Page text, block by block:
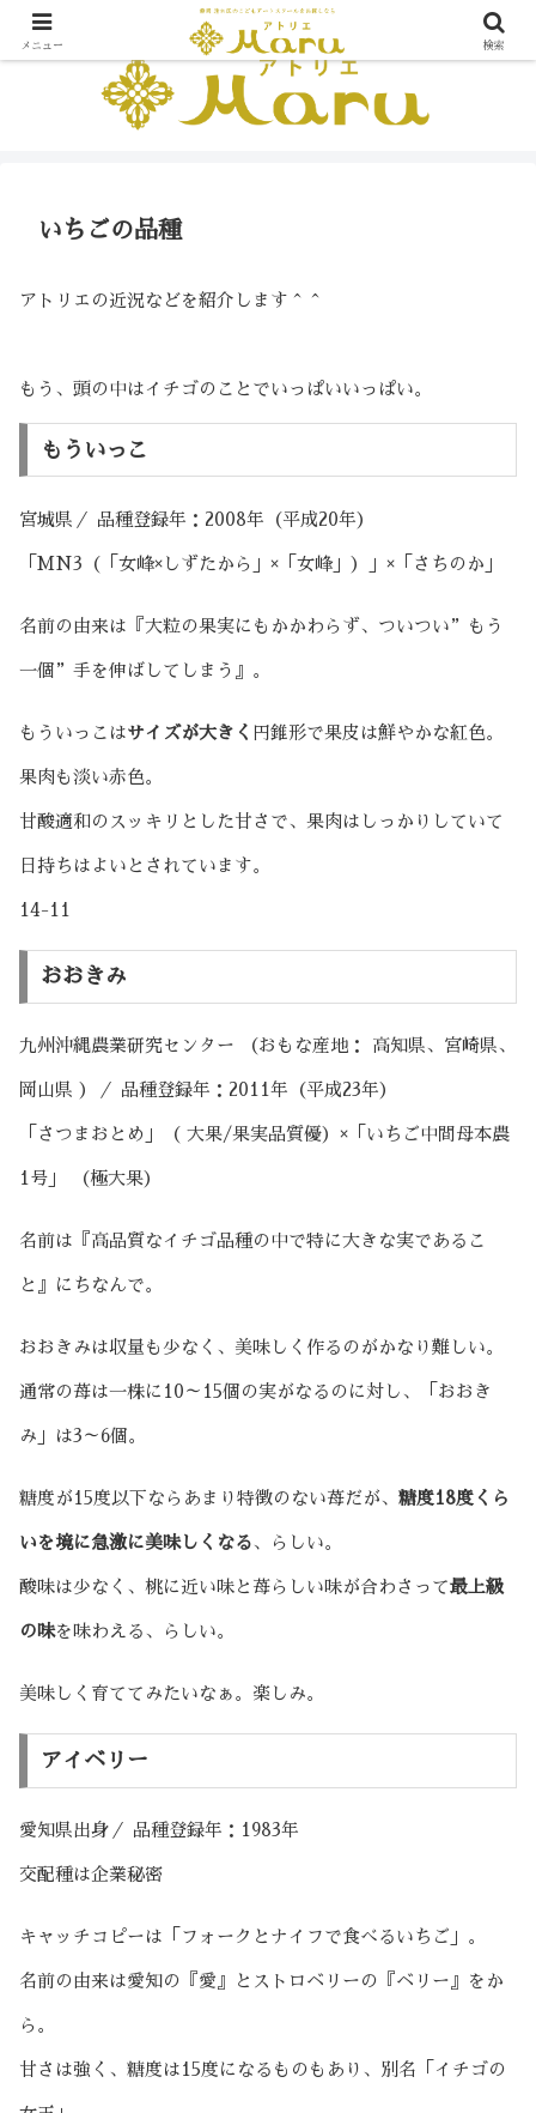
いちごの品種
アトリエの近況などを紹介します＾＾
もう、頭の中はイチゴのことでいっぱいいっぱい。
もういっこ
宮城県／ 品種登録年：2008年（平成20年）
「MN3（「女峰×しずたから」×「女峰」）」×「さちのか」
名前の由来は『大粒の果実にもかかわらず、ついつい”もう
一個”手を伸ばしてしまう』。
もういっこはサイズが大きく 円錐形で果皮は鮮やかな紅色。
果肉も淡い赤色。
甘酸適和のスッキリとした甘さで、果肉はしっかりしていて
日持ちはよいとされています。
14-11
おおきみ
九州沖縄農業研究センター （おもな産地： 高知県、宮崎県、
岡山県 ）／ 品種登録年：2011年（平成23年）
「さつまおとめ」（ 大果/果実品質優）×「いちご中間母本農
1号」 （極大果）
名前は『高品質なイチゴ品種の中で特に大きな実であるこ
と』にちなんで。
おおきみは収量も少なく、美味しく作るのがかなり難しい。
通常の苺は一株に10～15個の実がなるのに対し、「おおき
み」は3～6個。
糖度が15度以下ならあまり特徴のない苺だが、 糖度18度くら
いを境に急激に美味しくなる 、らしい。
酸味は少なく、桃に近い味と苺らしい味が合わさって最上級
の味を味わえる、らしい。
美味しく育ててみたいなぁ。楽しみ。
アイベリー
愛知県出身／ 品種登録年：1983年
交配種は企業秘密
キャッチコピーは「フォークとナイフで食べるいちご」。
名前の由来は愛知の『愛』とストロベリーの『ベリー』をか
ら。
甘さは強く、糖度は15度になるものもあり、別名「イチゴの
メニュー 検索